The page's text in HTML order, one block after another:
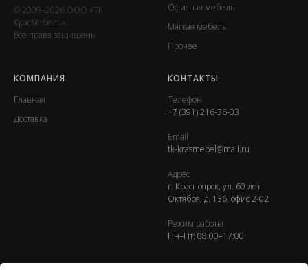
© 2009–2026 ООО «ТК
КрасМебель».
Все права защищены.
Офисная мебель
Мягкая мебель
Прочее
КОМПАНИЯ
Главная
Доставка
КОНТАКТЫ
Телефон
+7 (391) 216-36-03
Email
tk-krasmebel@mail.ru
Адрес
г. Красноярск, ул. 60 лет
Октября, д. 136, офис 2-02
Режим работы
Пн–Пт: 08:00–17:00